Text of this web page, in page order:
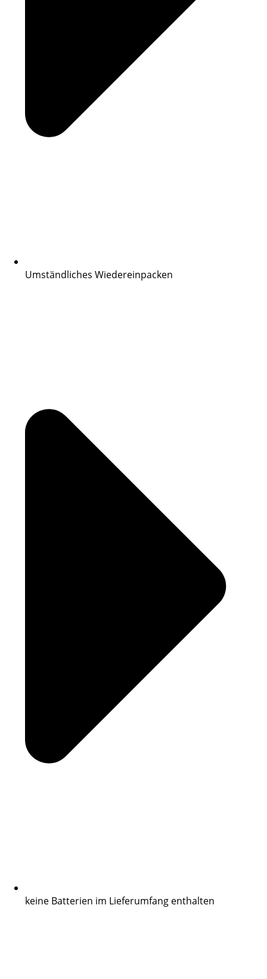
Umständliches Wiedereinpacken
keine Batterien im Lieferumfang enthalten